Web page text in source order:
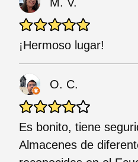
¡Hermoso lugar!
O. C.
Es bonito, tiene
Almacenes de